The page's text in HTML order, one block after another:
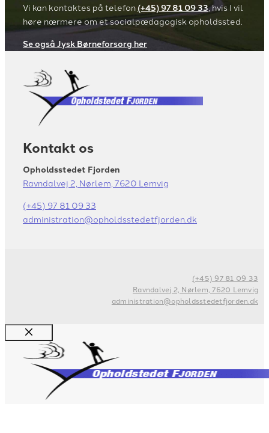
Vi kan kontaktes på telefon (+45) 97 81 09 33, hvis I vil
høre nærmere om et socialpædagogisk opholdssted.
Se også Jysk Børneforsorg her
Kontakt os
Opholdsstedet Fjorden
Ravndalvej 2, Nørlem, 7620 Lemvig
(+45) 97 81 09 33
administration@opholdsstedetfjorden.dk
(+45) 97 81 09 33
Ravndalvej 2, Nørlem, 7620 Lemvig
administration@opholdsstedetfjorden.dk
Luk